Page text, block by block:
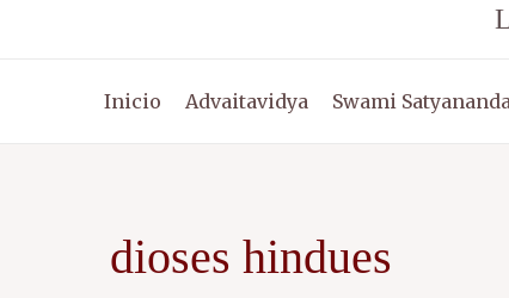
Inicio Advaitavidya Swami
dioses hindues